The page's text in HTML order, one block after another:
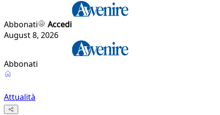
Abbonati
Accedi
August 8, 2026
Abbonati
Attualità